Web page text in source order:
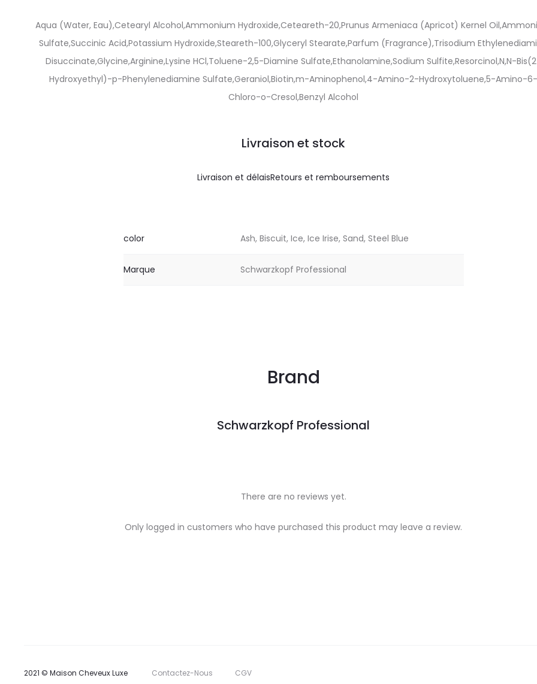
Aqua (Water, Eau),Cetearyl Alcohol,Ammonium Hydroxide,Ceteareth-20,Prunus Armeniaca (Apricot) Kernel
Sulfate,Succinic Acid,Potassium Hydroxide,Steareth-100,Glyceryl Stearate,Parfum (Fragrance),Trisodium
Disuccinate,Glycine,Arginine,Lysine HCl,Toluene-2,5-Diamine Sulfate,Ethanolamine,Sodium Sulfite,Resorcinol,N,N-
Hydroxyethyl)-p-Phenylenediamine Sulfate,Geraniol,Biotin,m-Aminophenol,4-Amino-2-Hydroxytoluene,5-Amino-6-
Chloro-o-Cresol,Benzyl Alcohol
Livraison et stock
Livraison et délaisRetours et remboursements
color Ash, Biscuit, Ice, Ice Irise, Sand, Steel Blue
Marque Schwarzkopf Professional
Brand
Schwarzkopf Professional
R
There are no reviews yet.
Only logged in customers who have purchased this product may leave a review.
2021 © Maison Cheveux Luxe Contactez-Nous CGV